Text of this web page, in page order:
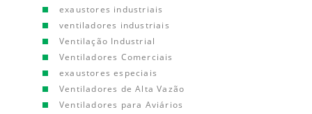
exaustores industriais
ventiladores industriais
Ventilação Industrial
Ventiladores Comerciais
exaustores especiais
Ventiladores de Alta Vazão
Ventiladores para Aviários